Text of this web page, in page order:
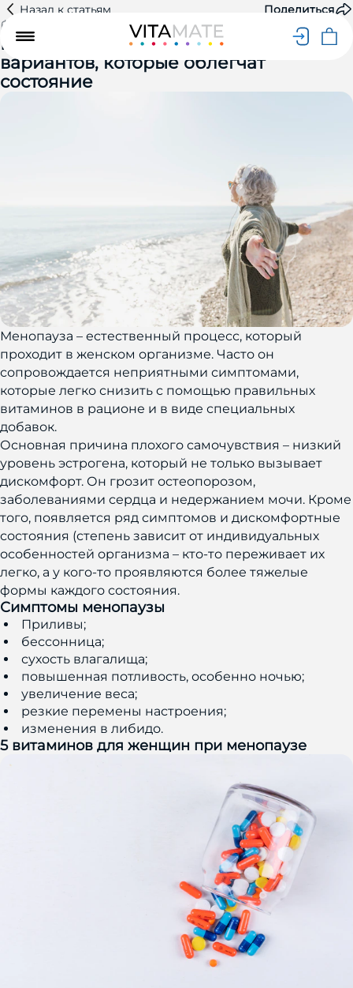
Назад к статьям
Поделиться
4 минуты
Витамины при менопаузе: 5
вариантов, которые облегчат
состояние
Менопауза – естественный процесс, который
проходит в женском организме. Часто он
сопровождается неприятными симптомами,
которые легко снизить с помощью правильных
витаминов в рационе и в виде специальных
добавок.
Основная причина плохого самочувствия – низкий
уровень эстрогена, который не только вызывает
дискомфорт. Он грозит остеопорозом,
заболеваниями сердца и недержанием мочи. Кроме
того, появляется ряд симптомов и дискомфортные
состояния (степень зависит от индивидуальных
особенностей организма – кто-то переживает их
легко, а у кого-то проявляются более тяжелые
формы каждого состояния.
Симптомы менопаузы
Приливы;
бессонница;
сухость влагалища;
повышенная потливость, особенно ночью;
увеличение веса;
резкие перемены настроения;
изменения в либидо.
5 витаминов для женщин при менопаузе